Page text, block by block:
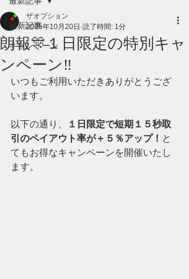
最新記事
キャンペーン
朗報🎊１日限定の特別キャ
ンペーン‼
ザオプション
2025年10月20日 読了時間: 1分
いつもご利用いただきありがとうござ
います。
以下の通り、
１日限定で短期１５秒取
引のペイアウト率が＋５％アップ！ と
てもお得なキャンペーンを開催いたし
ます。